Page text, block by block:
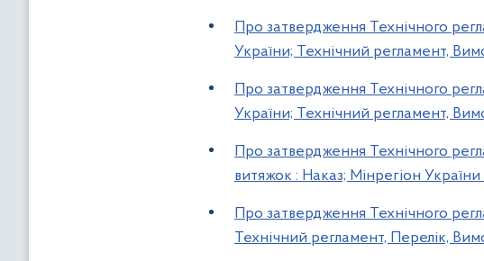
Про затвердження Технічного
України; Технічний регламент,
Про затвердження Технічного
України; Технічний регламент,
Про затвердження Технічного
витяжок : Наказ; Мінрегіон
Про затвердження Технічного
Технічний регламент, Перелік,